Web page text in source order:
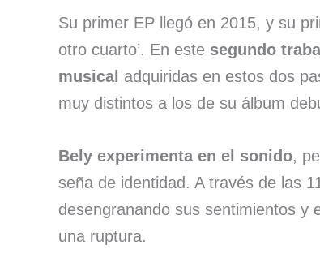
Su primer EP llegó en 2015, y su
otro cuarto’. En este segundo
musical adquiridas en estos dos
muy distintos a los de su álbum
Bely experimenta en el sonido,
seña de identidad. A través de las
desengranando sus sentimientos y
una ruptura.